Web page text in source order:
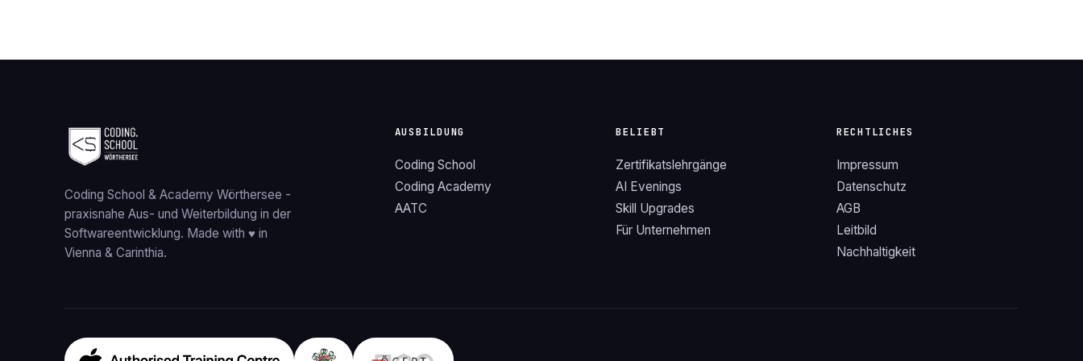
Coding School & Academy Wörthersee -
praxisnahe Aus- und Weiterbildung in der
Softwareentwicklung. Made with ♥ in
Vienna & Carinthia.
AUSBILDUNG
Coding School
Coding Academy
AATC
BELIEBT
Zertifikatslehrgänge
AI Evenings
Skill Upgrades
Für Unternehmen
RECHTLICHES
Impressum
Datenschutz
AGB
Leitbild
Nachhaltigkeit